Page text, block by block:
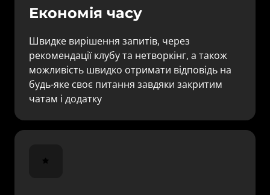
Економія часу
Швидке вирішення запитів, через
рекомендації клубу та нетворкінг, а також
можливість швидко отримати відповідь на
будь-яке своє питання завдяки закритим
чатам і додатку